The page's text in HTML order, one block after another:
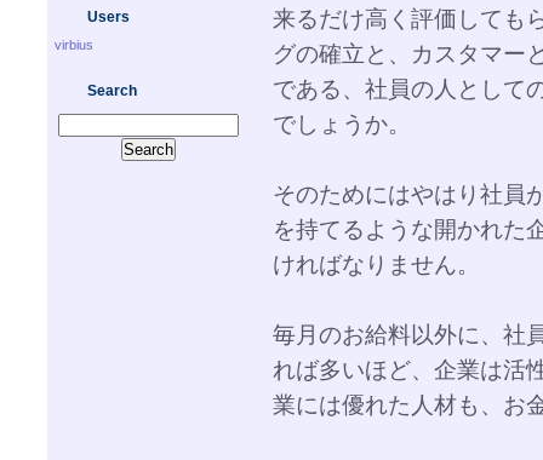
Users
virbius
Search
来るだけ高く評価しても
グの確立と、カスタマー
である、社員の人として
でしょうか。
そのためにはやはり社員
を持てるような開かれた
ければなりません。
毎月のお給料以外に、社
れば多いほど、企業は活
業には優れた人材も、お